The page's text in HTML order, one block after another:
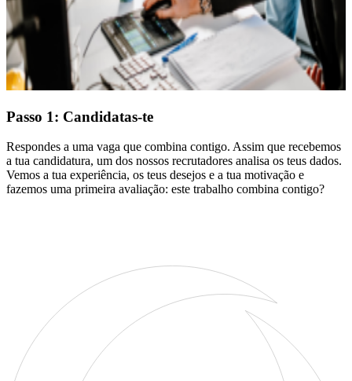
Passo 1: Candidatas-te
Respondes a uma vaga que combina contigo. Assim que recebemos
a tua candidatura, um dos nossos recrutadores analisa os teus dados.
Vemos a tua experiência, os teus desejos e a tua motivação e
fazemos uma primeira avaliação: este trabalho combina contigo?